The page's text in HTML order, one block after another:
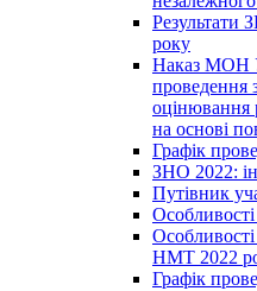
Результати
року
Наказ МОН
проведення
оцінювання
на основі
Графік
ЗНО 2022:
Путівник
Особливості
Особливості
НМТ 2022
Графік